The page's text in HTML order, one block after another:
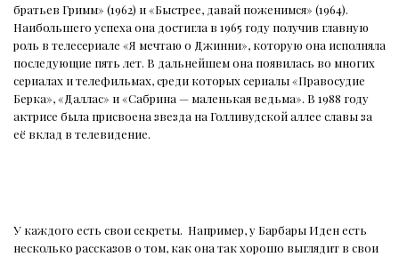
братьев Гримм» (1962) и «Быстрее, давай поженимся» (1964).
Наибольшего успеха она достигла в 1965 году получив главную
роль в телесериале «Я мечтаю о Джинни», которую она исполняла
последующие пять лет. В дальнейшем она появилась во многих
сериалах и телефильмах, среди которых сериалы «Правосудие
Берка», «Даллас» и «Сабрина — маленькая ведьма». В 1988 году
актрисе была присвоена звезда на Голливудской аллее славы за
её вклад в телевидение.
У каждого есть свои секреты. Например, у Барбары Иден есть
несколько рассказов о том, как она так хорошо выглядит в свои